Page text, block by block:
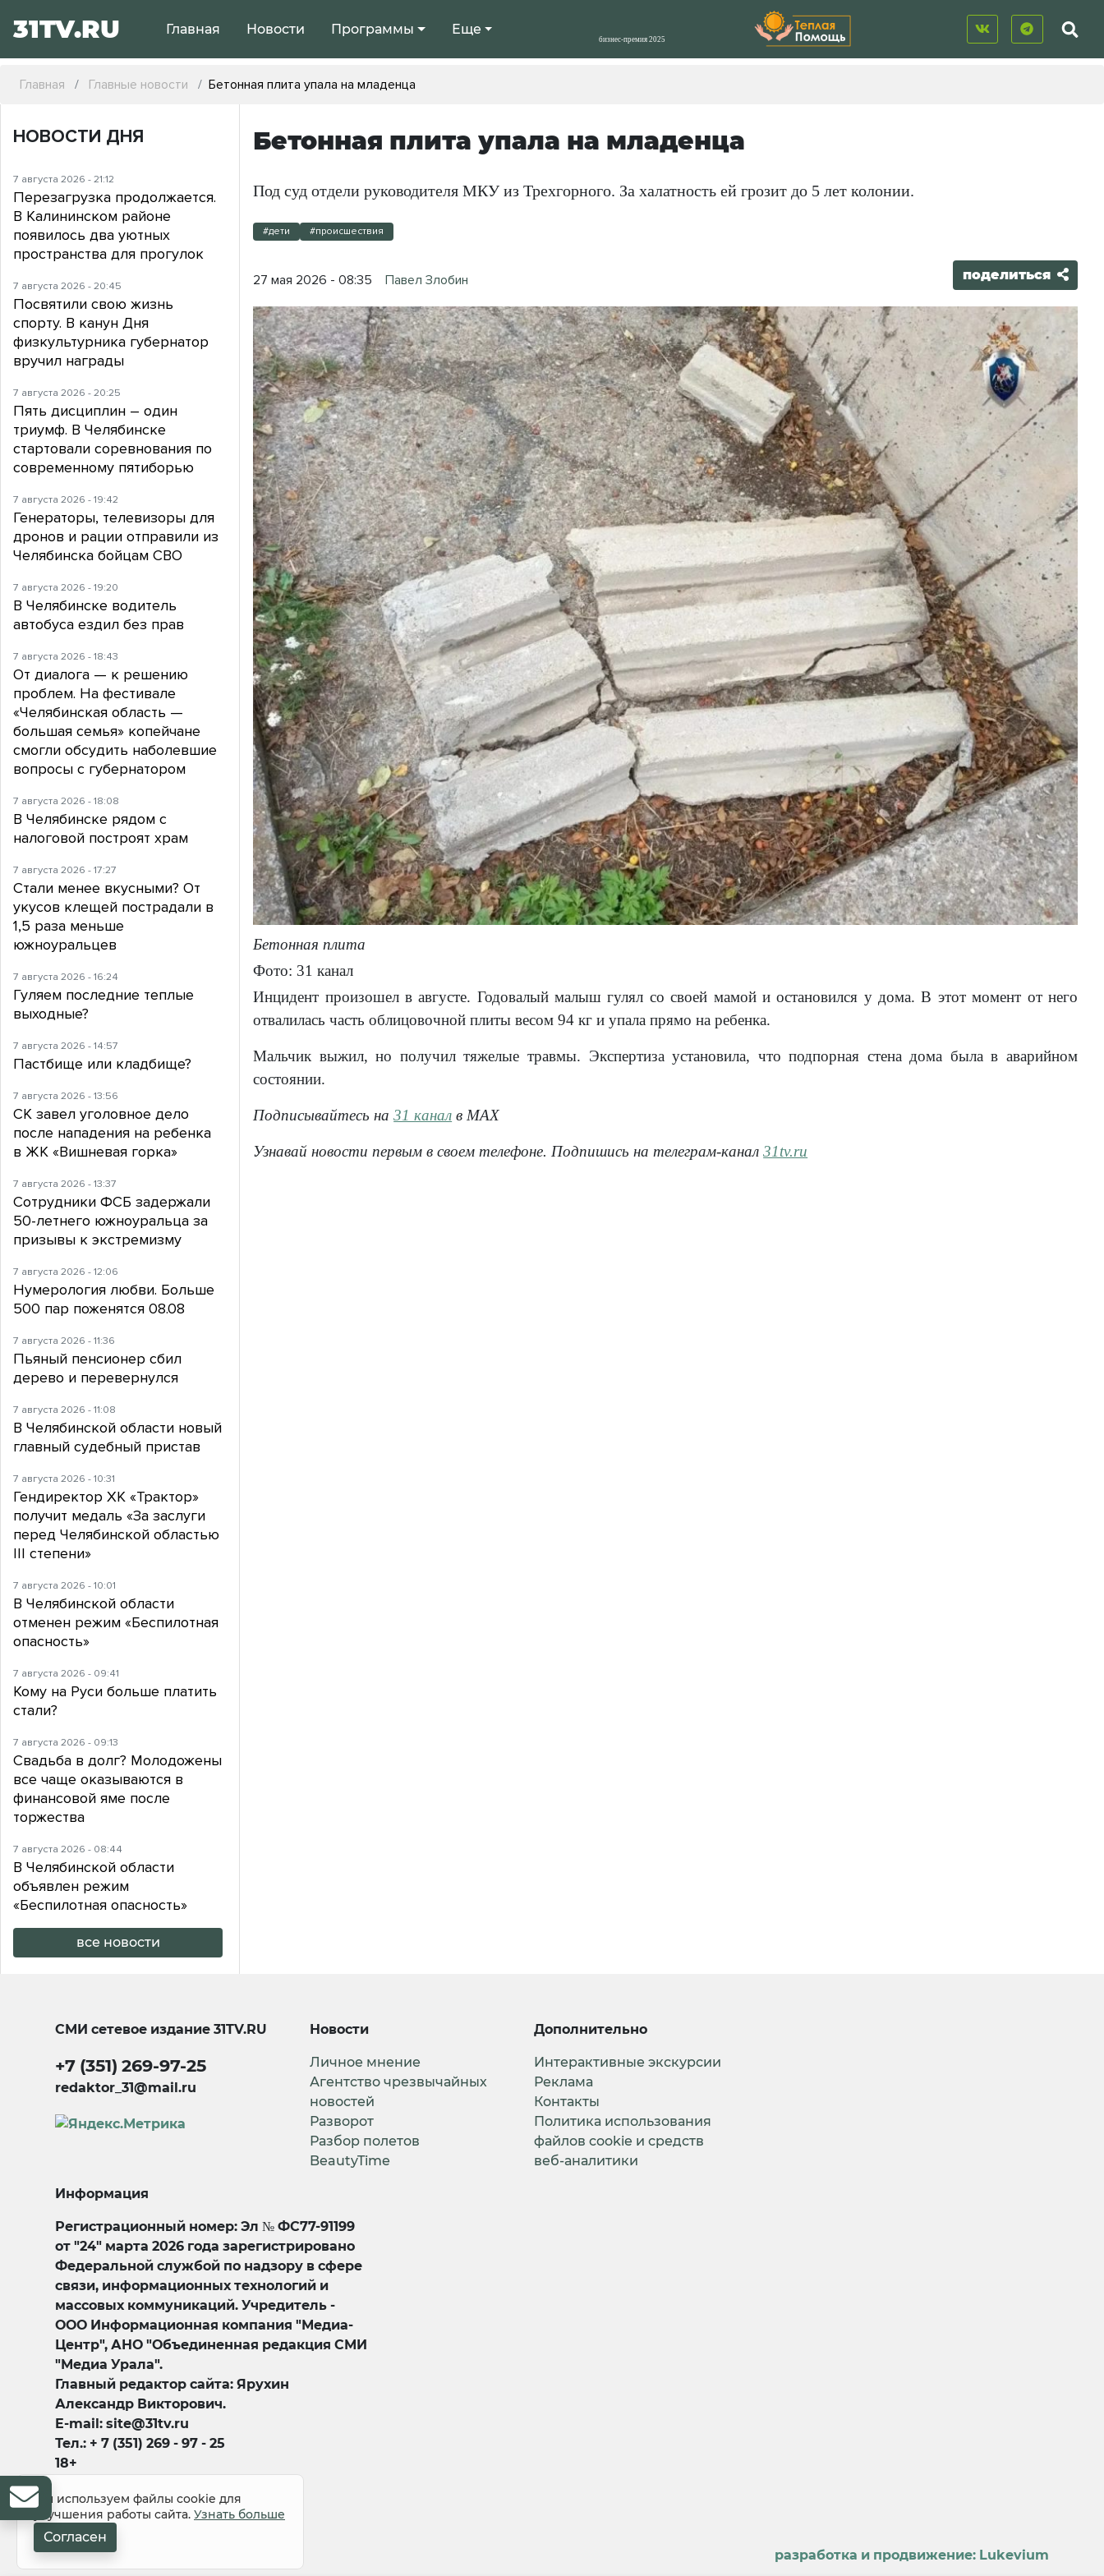
31TV.RU Главная Новости Программы Еще
Главная Главные новости Бетонная плита упала на младенца
Бетонная плита упала на младенца
Под суд отдели руководителя МКУ из Трехгорного. За халатность ей грозит до 5 лет колонии.
#дети #происшествия
27 мая 2026 - 08:35 Павел Злобин поделиться
Бетонная плита
Фото: 31 канал
Инцидент произошел в августе. Годовалый малыш гулял со своей мамой и остановился у дома. В этот момент от него
отвалилась часть облицовочной плиты весом 94 кг и упала прямо на ребенка.
Мальчик выжил, но получил тяжелые травмы. Экспертиза установила, что подпорная стена дома была в аварийном
состоянии.
Подписывайтесь на31 канал в МАХ
Узнавай новости первым в своем телефоне. Подпишись на телеграм-канал31tv.ru
НОВОСТИ ДНЯ
7 августа 2026 - 21:12
Перезагрузка продолжается.
В Калининском районе
появилось два уютных
пространства для прогулок
7 августа 2026 - 20:45
Посвятили свою жизнь
спорту. В канун Дня
физкультурника губернатор
вручил награды
7 августа 2026 - 20:25
Пять дисциплин – один
триумф. В Челябинске
стартовали соревнования по
современному пятиборью
7 августа 2026 - 19:42
Генераторы, телевизоры для
дронов и рации отправили из
Челябинска бойцам СВО
7 августа 2026 - 19:20
В Челябинске водитель
автобуса ездил без прав
7 августа 2026 - 18:43
От диалога — к решению
проблем. На фестивале
«Челябинская область —
большая семья» копейчане
смогли обсудить наболевшие
вопросы с губернатором
7 августа 2026 - 18:08
В Челябинске рядом с
налоговой построят храм
7 августа 2026 - 17:27
Стали менее вкусными? От
укусов клещей пострадали в
1,5 раза меньше
южноуральцев
7 августа 2026 - 16:24
Гуляем последние теплые
выходные?
7 августа 2026 - 14:57
Пастбище или кладбище?
7 августа 2026 - 13:56
СК завел уголовное дело
после нападения на ребенка
в ЖК «Вишневая горка»
7 августа 2026 - 13:37
Сотрудники ФСБ задержали
50-летнего южноуральца за
призывы к экстремизму
7 августа 2026 - 12:06
Нумерология любви. Больше
500 пар поженятся 08.08
7 августа 2026 - 11:36
Пьяный пенсионер сбил
дерево и перевернулся
7 августа 2026 - 11:08
В Челябинской области новый
главный судебный пристав
7 августа 2026 - 10:31
Гендиректор ХК «Трактор»
получит медаль «За заслуги
перед Челябинской областью
III степени»
7 августа 2026 - 10:01
В Челябинской области
отменен режим «Беспилотная
опасность»
7 августа 2026 - 09:41
Кому на Руси больше платить
стали?
7 августа 2026 - 09:13
Свадьба в долг? Молодожены
все чаще оказываются в
финансовой яме после
торжества
7 августа 2026 - 08:44
В Челябинской области
объявлен режим
«Беспилотная опасность»
все новости
СМИ сетевое издание31TV.RU
+7 (351) 269-97-25
redaktor_31@mail.ru
Новости
Личное мнение
Агентство чрезвычайных
новостей
Разворот
Разбор полетов
BeautyTime
Дополнительно
Интерактивные экскурсии
Реклама
Контакты
Политика использования
файлов cookie и средств
веб-аналитики
Информация
Регистрационный номер: Эл № ФС77-91199
от "24" марта 2026 года зарегистрировано
Федеральной службой по надзору в сфере
связи, информационных технологий и
массовых коммуникаций. Учредитель -
ООО Информационная компания "Медиа-
Центр", АНО "Объединенная редакция СМИ
"Медиа Урала".
Главный редактор сайта: Ярухин
Александр Викторович.
E-mail: site@31tv.ru
Тел.: + 7 (351) 269 - 97 - 25
18+
© 2008-2026 Все права защищены разработка и продвижение: Lukevium
Мы используем файлы cookie для
улучшения работы сайта. Узнать больше
Согласен